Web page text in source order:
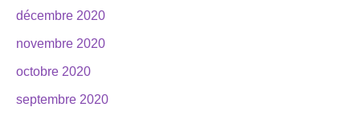
décembre 2020
novembre 2020
octobre 2020
septembre 2020